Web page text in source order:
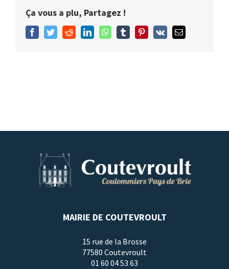
Ça vous a plu, Partagez !
Facebook
TwitterRedditLinkedInWhatsApp
Tumblr Pinterest
Vk Email
MAIRIE DE COUTEVROULT
15 rue de la Brosse
77580 Coutevroult
01 60 04 53 63